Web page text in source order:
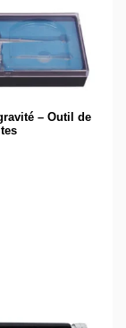
– Outil de